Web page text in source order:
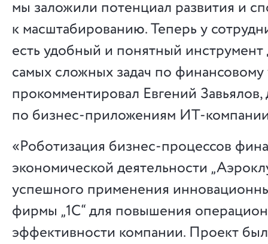
мы заложили потенциал развития и
к масштабированию. Теперь у
есть удобный и понятный
самых сложных задач по финансовому
прокомментировал Евгений
по бизнес-приложениям ИТ-
«Роботизация бизнес-процессов
экономической деятельности
успешного применения
фирмы „1С“ для повышения
эффективности компании. Проект